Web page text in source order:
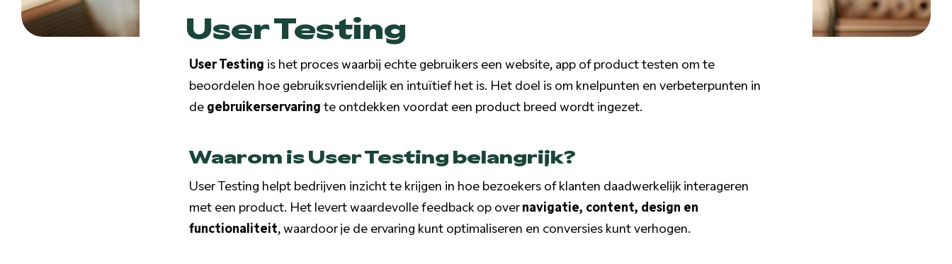
User Testing
User Testing is het proces waarbij echte gebruikers een website, app of product testen om te
beoordelen hoe gebruiksvriendelijk en intuïtief het is. Het doel is om knelpunten en verbeterpunten in
degebruikerservaringte ontdekken voordat een product breed wordt ingezet.
Waarom is User Testing belangrijk?
User Testing helpt bedrijven inzicht te krijgen in hoe bezoekers of klanten daadwerkelijk interageren
met een product. Het levert waardevolle feedback op overnavigatie, content, design en
functionaliteit, waardoor je de ervaring kunt optimaliseren en conversies kunt verhogen.